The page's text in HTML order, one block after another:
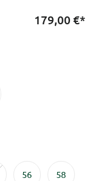
179,00 €*
56 58